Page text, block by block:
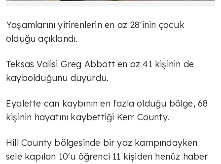
Yaşamlarını yitirenlerin en az 28'inin çocuk
olduğu açıklandı.
Teksas Valisi Greg Abbott en az 41 kişinin de
kaybolduğunu duyurdu.
Eyalette can kaybının en fazla olduğu bölge, 68
kişinin hayatını kaybettiği Kerr County.
Hill County bölgesinde bir yaz kampındayken
sele kapılan 10'u öğrenci 11 kişiden henüz haber